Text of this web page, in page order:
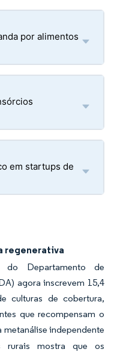
por alimentos
em startups de
regenerativa
do Departamento de
agora inscrevem 15,4
culturas de cobertura,
que recompensam o
metanálise independente
rurais mostra que os